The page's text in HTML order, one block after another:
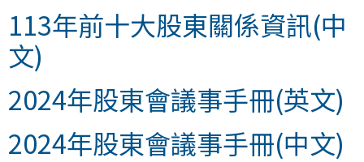
113年前十大股東關係資訊(中
文)
2024年股東會議事手冊(英文)
2024年股東會議事手冊(中文)